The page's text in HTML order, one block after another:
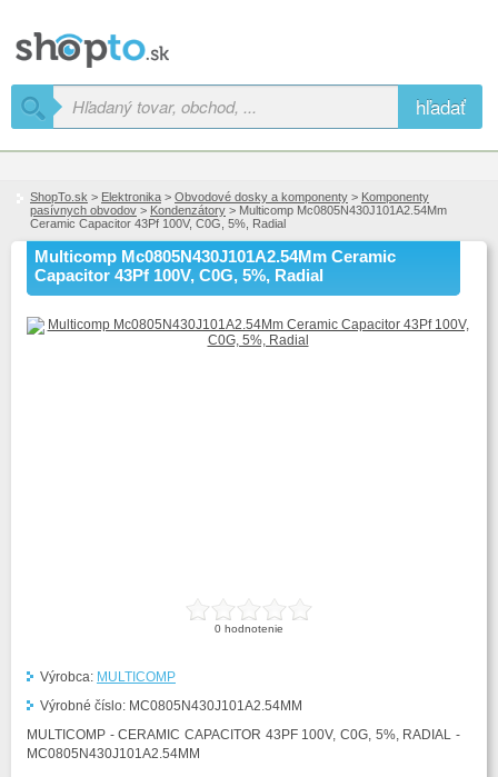
hľadať
ShopTo.sk > Elektronika > Obvodové dosky a komponenty > Komponenty
pasívnych obvodov > Kondenzátory > Multicomp Mc0805N430J101A2.54Mm
Ceramic Capacitor 43Pf 100V, C0G, 5%, Radial
Multicomp Mc0805N430J101A2.54Mm Ceramic
Capacitor 43Pf 100V, C0G, 5%, Radial
0 hodnotenie
Výrobca: MULTICOMP
Výrobné číslo: MC0805N430J101A2.54MM
MULTICOMP - CERAMIC CAPACITOR 43PF 100V, C0G, 5%, RADIAL -
MC0805N430J101A2.54MM